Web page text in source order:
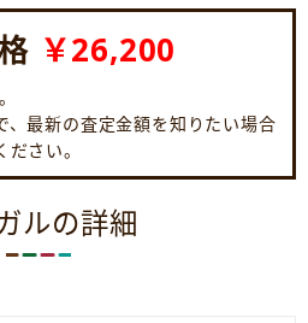
￥26,200
、最新の査定金額を知りたい場合
さい。
ルの詳細